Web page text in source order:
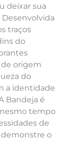
deixar sua
Desenvolvida
traços
do
origem
do
a identidade
Bandeja é
tempo
de
o